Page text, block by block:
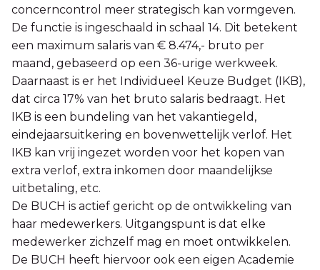
concerncontrol meer strategisch kan vormgeven.
De functie is ingeschaald in schaal 14. Dit betekent
een maximum salaris van € 8.474,- bruto per
maand, gebaseerd op een 36-urige werkweek.
Daarnaast is er het Individueel Keuze Budget (IKB),
dat circa 17% van het bruto salaris bedraagt. Het
IKB is een bundeling van het vakantiegeld,
eindejaarsuitkering en bovenwettelijk verlof. Het
IKB kan vrij ingezet worden voor het kopen van
extra verlof, extra inkomen door maandelijkse
uitbetaling, etc.
De BUCH is actief gericht op de ontwikkeling van
haar medewerkers. Uitgangspunt is dat elke
medewerker zichzelf mag en moet ontwikkelen.
De BUCH heeft hiervoor ook een eigen Academie